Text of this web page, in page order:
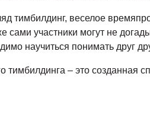
тимбилдинг, веселое
сами участники могут не
научиться понимать друг
тимбилдинга – это созданная